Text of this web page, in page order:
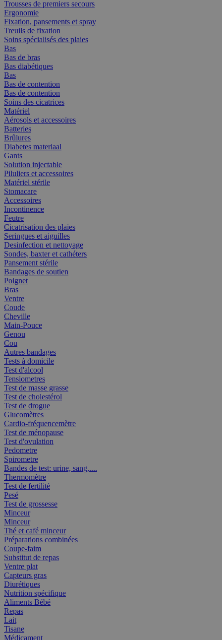
Trousses de premiers secours
Ergonomie
Fixation, pansements et spray
Treuils de fixation
Soins spécialisés des plaies
Bas
Bas de bras
Bas diabétiques
Bas
Bas de contention
Bas de contention
Soins des cicatrices
Matériel
Aérosols et accessoires
Batteries
Brûlures
Diabetes materiaal
Gants
Solution injectable
Piluliers et accessoires
Matériel stérile
Stomacare
Accessoires
Incontinence
Feutre
Cicatrisation des plaies
Seringues et aiguilles
Desinfection et nettoyage
Sondes, baxter et cathéters
Pansement stérile
Bandages de soutien
Poignet
Bras
Ventre
Coude
Cheville
Main-Pouce
Genou
Cou
Autres bandages
Tests à domicile
Test d'alcool
Tensiometres
Test de masse grasse
Test de cholestérol
Test de drogue
Glucomètres
Cardio-fréquencemètre
Test de ménopause
Test d'ovulation
Pedometre
Spirometre
Bandes de test: urine, sang,....
Thermomètre
Test de fertilité
Pesé
Test de grossesse
Minceur
Minceur
Thé et café minceur
Préparations combinées
Coupe-faim
Substitut de repas
Ventre plat
Capteurs gras
Diurétiques
Nutrition spécifique
Aliments Bébé
Repas
Lait
Tisane
Médicament